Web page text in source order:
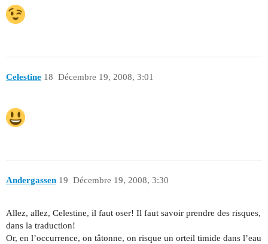
Celestine Décembre 19, 2008, 3:01
18
Andergassen Décembre 19, 2008, 3:30
19
Allez, allez, Celestine, il faut oser! Il faut savoir prendre des risques,
dans la traduction!
Or, en l’occurrence, on tâtonne, on risque un orteil timide dans l’eau